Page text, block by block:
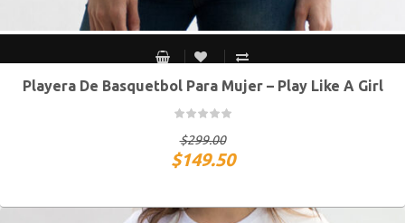
S MEX / XS USA M MEX / S USA G MEX / M USA XG MEX / G USA
Playera De Basquetbol Para Mujer – Play Like A Girl
$299.00
$149.50